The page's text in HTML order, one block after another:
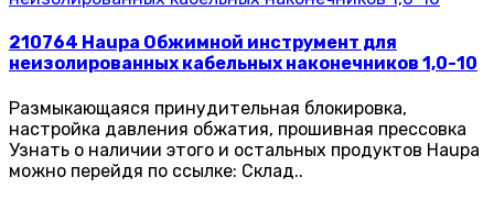
210764 Haupa Обжимной инструмент для
неизолированных кабельных наконечников 1,0-10
Pазмыкающаяся принудительная блокировка,
настройка давления обжатия, прошивная прессовка
Узнать о наличии этого и остальных продуктов Haupa
можно перейдя по ссылке: Склад..